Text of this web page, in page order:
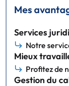
Mes
Services
Notre
Mieux
Profitez de
Gestion du